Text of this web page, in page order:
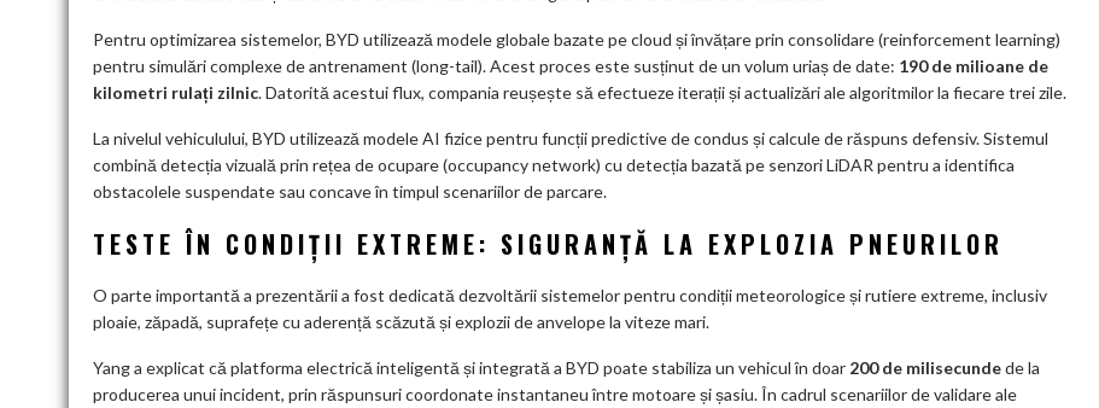
Pentru optimizarea sistemelor, BYD utilizează modele globale bazate pe cloud și învățare prin consolidare (reinforcement learning)
pentru simulări complexe de antrenament (long-tail). Acest proces este susținut de un volum uriaș de date: 190 de milioane de
kilometri rulați zilnic. Datorită acestui flux, compania reușește să efectueze iterații și actualizări ale algoritmilor la fiecare trei zile.
La nivelul vehiculului, BYD utilizează modele AI fizice pentru funcții predictive de condus și calcule de răspuns defensiv. Sistemul
combină detecția vizuală prin rețea de ocupare (occupancy network) cu detecția bazată pe senzori LiDAR pentru a identifica
obstacolele suspendate sau concave în timpul scenariilor de parcare.
TESTE ÎN CONDIȚII EXTREME: SIGURANȚĂ LA EXPLOZIA PNEURILOR
O parte importantă a prezentării a fost dedicată dezvoltării sistemelor pentru condiții meteorologice și rutiere extreme, inclusiv
ploaie, zăpadă, suprafețe cu aderență scăzută și explozii de anvelope la viteze mari.
Yang a explicat că platforma electrică inteligentă și integrată a BYD poate stabiliza un vehicul în doar 200 de milisecundede la
producerea unui incident, prin răspunsuri coordonate instantaneu între motoare și șasiu. În cadrul scenariilor de validare ale